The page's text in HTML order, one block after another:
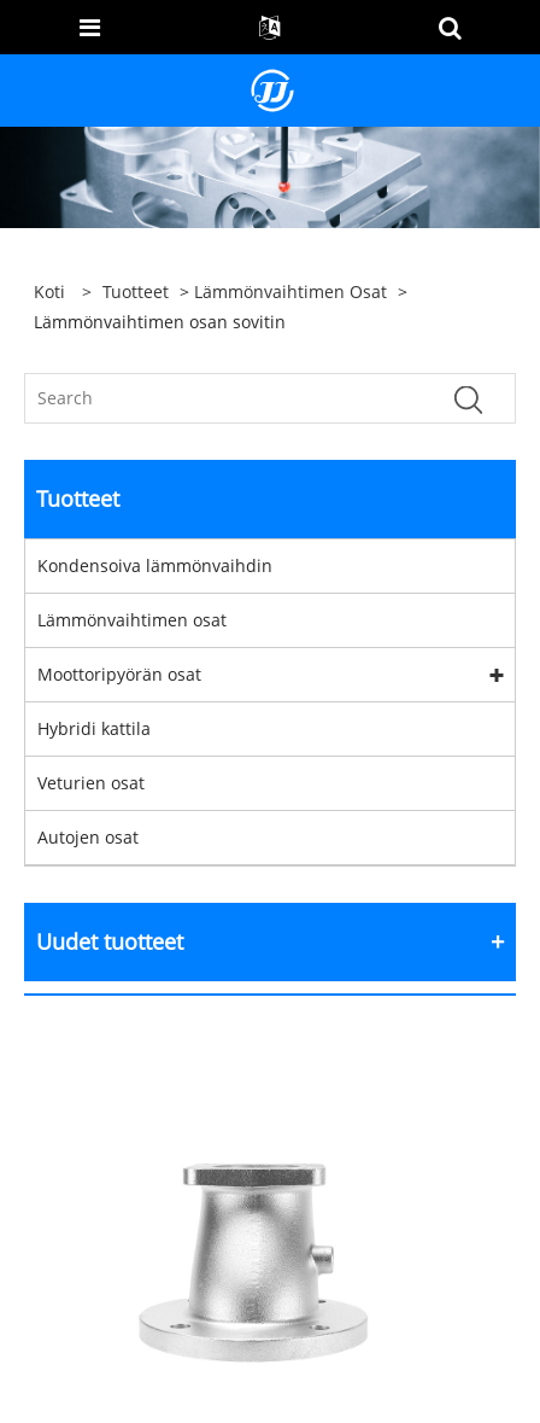
Koti > Tuotteet > Lämmönvaihtimen Osat >
Lämmönvaihtimen osan sovitin
Tuotteet
Kondensoiva lämmönvaihdin
Lämmönvaihtimen osat
Moottoripyörän osat
Hybridi kattila
Veturien osat
Autojen osat
Uudet tuotteet